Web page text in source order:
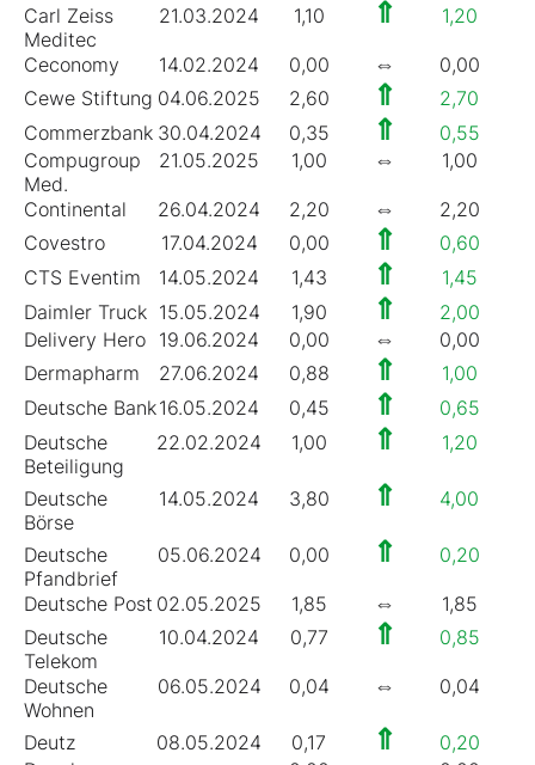
Carl Zeiss
Meditec
21.03.2024 1,10 ⇑ 1,20
Ceconomy 14.02.2024 0,00 ⇔ 0,00
Cewe Stiftung 04.06.2025 2,60 ⇑ 2,70
Commerzbank 30.04.2024 0,35 ⇑ 0,55
Compugroup
Med.
21.05.2025 1,00 ⇔ 1,00
Continental 26.04.2024 2,20 ⇔ 2,20
Covestro
17.04.2024 0,00 ⇑ 0,60
CTS Eventim
14.05.2024 1,43 ⇑ 1,45
Daimler Truck 15.05.2024 1,90 ⇑ 2,00
Delivery Hero 19.06.2024 0,00 ⇔ 0,00
Dermapharm
27.06.2024 0,88 ⇑ 1,00
Deutsche Bank16.05.2024 0,45 ⇑ 0,65
Deutsche
Beteiligung
22.02.2024 1,00 ⇑ 1,20
Deutsche
Börse
14.05.2024 3,80 ⇑ 4,00
Deutsche
Pfandbrief
05.06.2024 0,00 ⇑ 0,20
Deutsche Post 02.05.2025 1,85 ⇔ 1,85
Deutsche
Telekom
10.04.2024 0,77 ⇑ 0,85
Deutsche
Wohnen
06.05.2024 0,04 ⇔ 0,04
Deutz 08.05.2024 0,17 ⇑ 0,20